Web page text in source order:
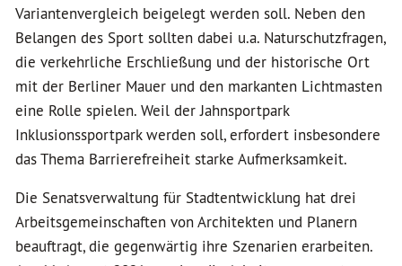
Variantenvergleich beigelegt werden soll. Neben den
Belangen des Sport sollten dabei u.a. Naturschutzfragen,
die verkehrliche Erschließung und der historische Ort
mit der Berliner Mauer und den markanten Lichtmasten
eine Rolle spielen. Weil der Jahnsportpark
Inklusionssportpark werden soll, erfordert insbesondere
das Thema Barrierefreiheit starke Aufmerksamkeit.
Die Senatsverwaltung für Stadtentwicklung hat drei
Arbeitsgemeinschaften von Architekten und Planern
beauftragt, die gegenwärtig ihre Szenarien erarbeiten.